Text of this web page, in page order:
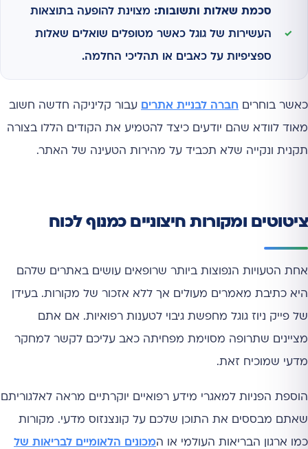
סכמת שאלות ותשובות: מצוינת להופעה בתוצאות
העשירות של גוגל כאשר מטופלים שואלים שאלות
ספציפיות על כאבים או תהליכי החלמה.
כאשר בוחרים חברה לבניית אתרים עבור קליניקה חדשה חשוב
מאוד לוודא שהם יודעים כיצד להטמיע את הקודים הללו בצורה
תקנית ונקייה שלא תכביד על מהירות הטעינה של האתר.
ציטוטים ומקורות חיצוניים כמנוף לכוח
אחת הטעויות הנפוצות ביותר שרופאים עושים באתרים שלהם
היא כתיבת מאמרים מעולים אך ללא אזכור של מקורות. בעידן
של פייק ניוז גוגל מחפשת גיבוי לטענות רפואיות. אם אתם
מציינים שתרופה מסוימת מפחיתה כאב עליכם לקשר למחקר
מדעי שמוכיח זאת.
הוספת הפניות למאגרי מידע רפואיים יוקרתיים מראה לאלגוריתם
שאתם מבססים את התוכן שלכם על קונצנזוס מדעי. מקורות
כמו ארגון הבריאות העולמי או המכונים הלאומיים לבריאות של